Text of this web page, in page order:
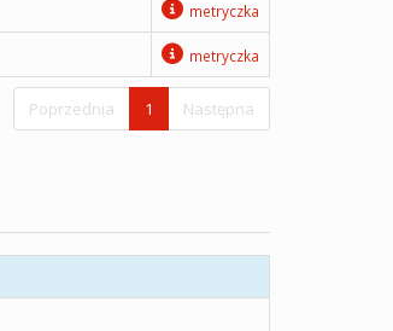
metryczka
metryczka
Poprzednia 1 Następna